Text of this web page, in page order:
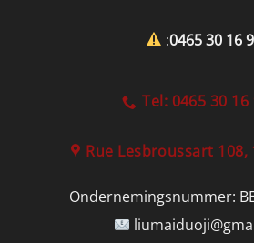
:0465 30 16
Tel: 0465 30 16
Rue Lesbroussart 108,
Ondernemingsnummer: